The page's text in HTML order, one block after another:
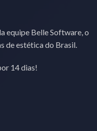
equipe Belle Software, o
de estética do Brasil.
14 dias!